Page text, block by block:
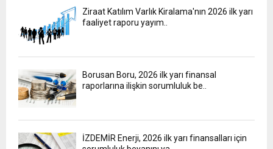
Ziraat Katılım Varlık Kiralama'nın 2026 ilk yarı
faaliyet raporu yayım..
Borusan Boru, 2026 ilk yarı finansal
raporlarına ilişkin sorumluluk be..
İZDEMİR Enerji, 2026 ilk yarı finansalları için